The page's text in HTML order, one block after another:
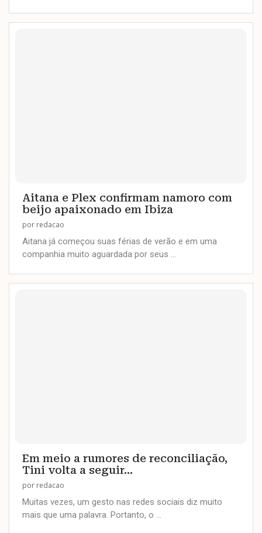
Aitana e Plex confirmam namoro com
beijo apaixonado em Ibiza
por redacao
Aitana já começou suas férias de verão e em uma
companhia muito aguardada por seus …
Em meio a rumores de reconciliação,
Tini volta a seguir...
por redacao
Muitas vezes, um gesto nas redes sociais diz muito
mais que uma palavra. Portanto, o …